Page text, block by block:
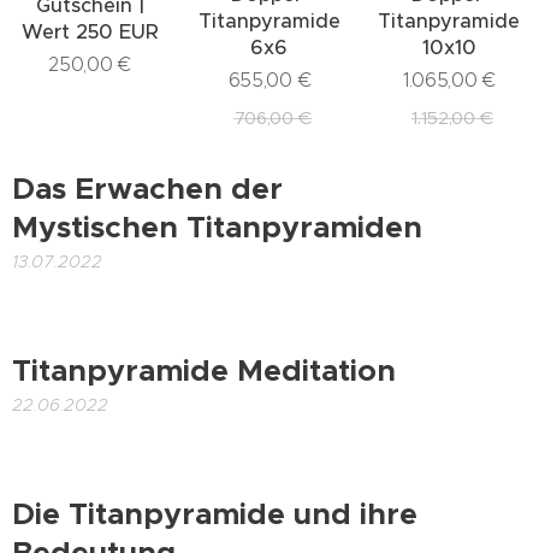
Gutschein |
Wert 250 EUR
250,00 €
Titanpyramide
6x6
655,00 €
706,00€
Titanpyramide
10x10
1.065,00 €
1.152,00€
Das Erwachen der
Mystischen Titanpyramiden
13.07.2022
Titanpyramide Meditation
22.06.2022
Die Titanpyramide und ihre